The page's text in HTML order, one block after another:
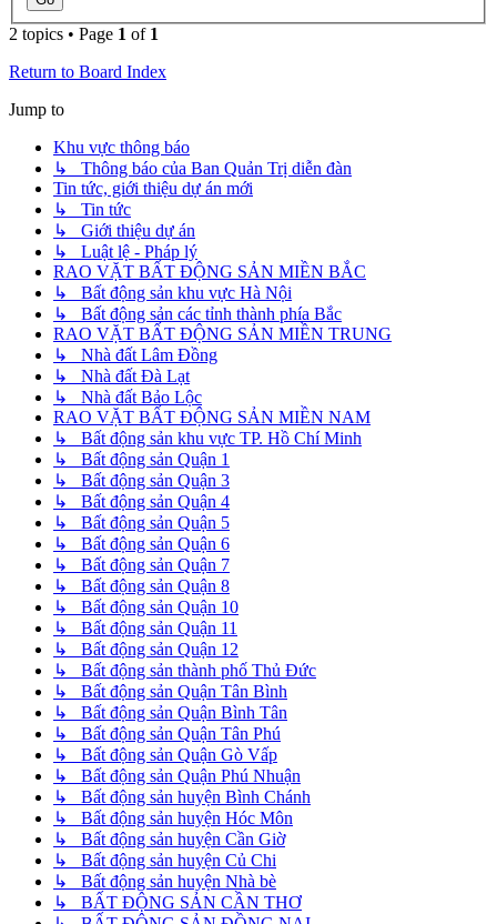
2 topics • Page 1 of 1
Return to Board Index
Jump to
Khu vực thông báo
↳ Thông báo của Ban Quản Trị diễn đàn
Tin tức, giới thiệu dự án mới
↳ Tin tức
↳ Giới thiệu dự án
↳ Luật lệ - Pháp lý
RAO VẶT BẤT ĐỘNG SẢN MIỀN BẮC
↳ Bất động sản khu vực Hà Nội
↳ Bất động sản các tỉnh thành phía Bắc
RAO VẶT BẤT ĐỘNG SẢN MIỀN TRUNG
↳ Nhà đất Lâm Đồng
↳ Nhà đất Đà Lạt
↳ Nhà đất Bảo Lộc
RAO VẶT BẤT ĐỘNG SẢN MIỀN NAM
↳ Bất động sản khu vực TP. Hồ Chí Minh
↳ Bất động sản Quận 1
↳ Bất động sản Quận 3
↳ Bất động sản Quận 4
↳ Bất động sản Quận 5
↳ Bất động sản Quận 6
↳ Bất động sản Quận 7
↳ Bất động sản Quận 8
↳ Bất động sản Quận 10
↳ Bất động sản Quận 11
↳ Bất động sản Quận 12
↳ Bất động sản thành phố Thủ Đức
↳ Bất động sản Quận Tân Bình
↳ Bất động sản Quận Bình Tân
↳ Bất động sản Quận Tân Phú
↳ Bất động sản Quận Gò Vấp
↳ Bất động sản Quận Phú Nhuận
↳ Bất động sản huyện Bình Chánh
↳ Bất động sản huyện Hóc Môn
↳ Bất động sản huyện Cần Giờ
↳ Bất động sản huyện Củ Chi
↳ Bất động sản huyện Nhà bè
↳ BẤT ĐỘNG SẢN CẦN THƠ